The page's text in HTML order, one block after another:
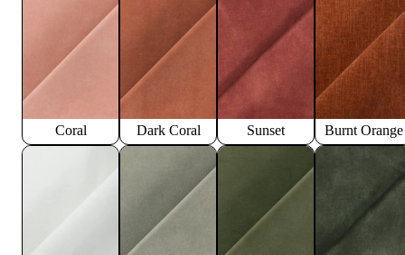
Coral Dark Coral Sunset Burnt Orange